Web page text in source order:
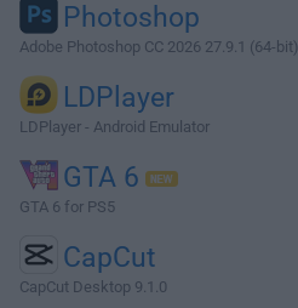
Photoshop
Adobe Photoshop CC 2026 27.9.1 (64-bit)
LDPlayer
LDPlayer - Android Emulator
GTA 6
GTA 6 for PS5
CapCut
CapCut Desktop 9.1.0